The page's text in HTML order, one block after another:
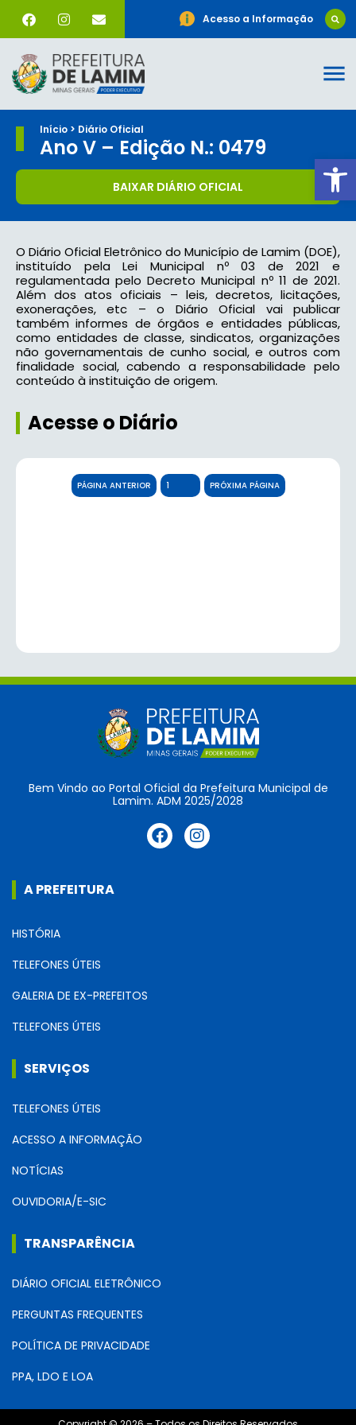
Acesso a Informação
Início > Diário Oficial
Ano V – Edição N.: 0479
BAIXAR DIÁRIO OFICIAL
O Diário Oficial Eletrônico do Município de Lamim (DOE),
instituído pela Lei Municipal nº 03 de 2021 e
regulamentada pelo Decreto Municipal nº 11 de 2021.
Além dos atos oficiais – leis, decretos, licitações,
exonerações, etc – o Diário Oficial vai publicar
também informes de órgãos e entidades públicas,
como entidades de classe, sindicatos, organizações
não governamentais de cunho social, e outros com
finalidade social, cabendo a responsabilidade pelo
conteúdo à instituição de origem.
Acesse o Diário
PÁGINA ANTERIOR PRÓXIMA PÁGINA
Bem Vindo ao Portal Oficial da Prefeitura Municipal de
Lamim. ADM 2025/2028
A PREFEITURA
HISTÓRIA
TELEFONES ÚTEIS
GALERIA DE EX-PREFEITOS
TELEFONES ÚTEIS
SERVIÇOS
TELEFONES ÚTEIS
ACESSO A INFORMAÇÃO
NOTÍCIAS
OUVIDORIA/E-SIC
TRANSPARÊNCIA
DIÁRIO OFICIAL ELETRÔNICO
PERGUNTAS FREQUENTES
POLÍTICA DE PRIVACIDADE
PPA, LDO E LOA